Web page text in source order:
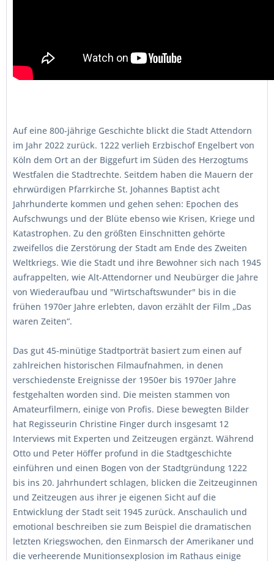
Auf eine 800-jährige Geschichte blickt die Stadt Attendorn
im Jahr 2022 zurück. 1222 verlieh Erzbischof Engelbert von
Köln dem Ort an der Biggefurt im Süden des Herzogtums
Westfalen die Stadtrechte. Seitdem haben die Mauern der
ehrwürdigen Pfarrkirche St. Johannes Baptist acht
Jahrhunderte kommen und gehen sehen: Epochen des
Aufschwungs und der Blüte ebenso wie Krisen, Kriege und
Katastrophen. Zu den größten Einschnitten gehörte
zweifellos die Zerstörung der Stadt am Ende des Zweiten
Weltkriegs. Wie die Stadt und ihre Bewohner sich nach 1945
aufrappelten, wie Alt-Attendorner und Neubürger die Jahre
von Wiederaufbau und "Wirtschaftswunder" bis in die
frühen 1970er Jahre erlebten, davon erzählt der Film „Das
waren Zeiten“.
Das gut 45-minütige Stadtporträt basiert zum einen auf
zahlreichen historischen Filmaufnahmen, in denen
verschiedenste Ereignisse der 1950er bis 1970er Jahre
festgehalten worden sind. Die meisten stammen von
Amateurfilmern, einige von Profis. Diese bewegten Bilder
hat Regisseurin Christine Finger durch insgesamt 12
Interviews mit Experten und Zeitzeugen ergänzt. Während
Otto und Peter Höffer profund in die Stadtgeschichte
einführen und einen Bogen von der Stadtgründung 1222
bis ins 20. Jahrhundert schlagen, blicken die Zeitzeuginnen
und Zeitzeugen aus ihrer je eigenen Sicht auf die
Entwicklung der Stadt seit 1945 zurück. Anschaulich und
emotional beschreiben sie zum Beispiel die dramatischen
letzten Kriegswochen, den Einmarsch der Amerikaner und
die verheerende Munitionsexplosion im Rathaus einige